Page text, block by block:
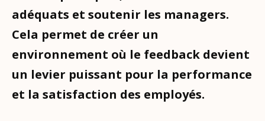
adéquats et soutenir les managers.
Cela permet de créer un
environnement où le feedback devient
un levier puissant pour la performance
et la satisfaction des employés.